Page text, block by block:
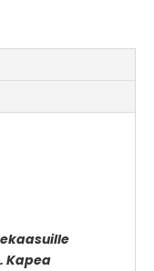
Kapea